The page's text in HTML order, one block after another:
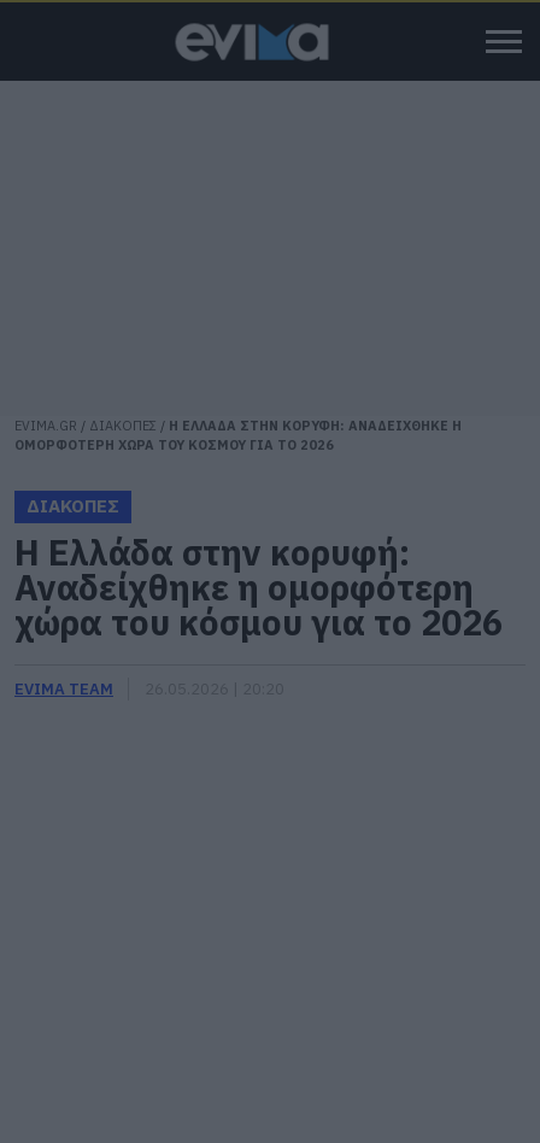
EVIMA.GR / ΔΙΑΚΟΠΕΣ / Η ΕΛΛΑΔΑ ΣΤΗΝ ΚΟΡΥΦΗ: ΑΝΑΔΕΙΧΘΗΚΕ Η
ΟΜΟΡΦΟΤΕΡΗ ΧΩΡΑ ΤΟΥ ΚΟΣΜΟΥ ΓΙΑ ΤΟ 2026
ΔΙΑΚΟΠΕΣ
Η Ελλάδα στην κορυφή:
Αναδείχθηκε η ομορφότερη
χώρα του κόσμου για το 2026
EVIMA TEAM